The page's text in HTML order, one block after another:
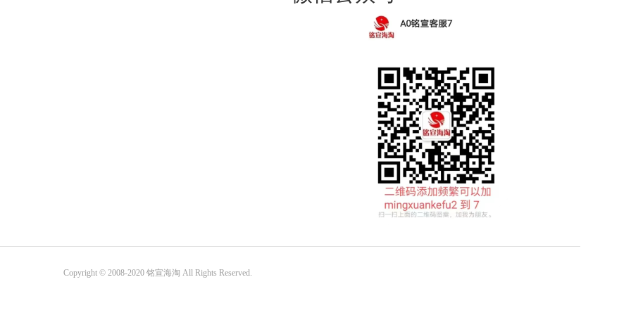
Copyright © 2008-2020 铭宣海淘 All Rights Reserved.